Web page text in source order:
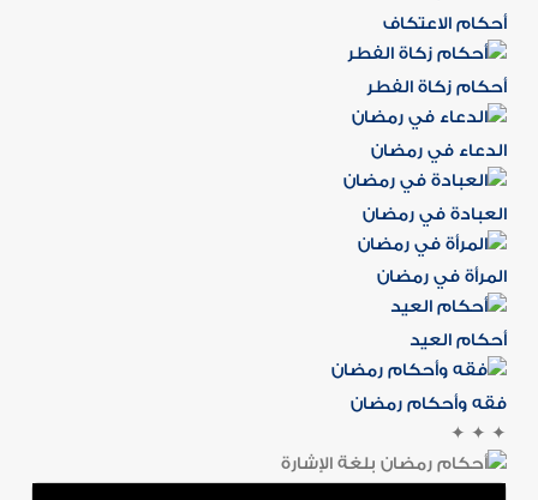
أحكام الاعتكاف
أحكام زكاة الفطر
الدعاء في رمضان
العبادة في رمضان
المرأة في رمضان
أحكام العيد
فقه وأحكام رمضان
✦
✦
✦